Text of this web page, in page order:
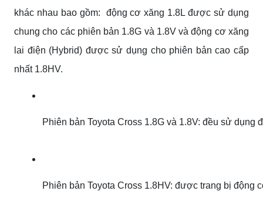
khác nhau bao gồm: động cơ xăng 1.8L được sử dụng
chung cho các phiên bản 1.8G và 1.8V và động cơ xăng
lai điện (Hybrid) được sử dụng cho phiên bản cao cấp
nhất 1.8HV.
Phiên bản Toyota Cross 1.8G và 1.8V: đều sử
Phiên bản Toyota Cross 1.8HV: được trang bị động